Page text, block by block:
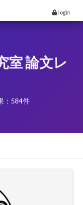
login
室 論文レ
：584件